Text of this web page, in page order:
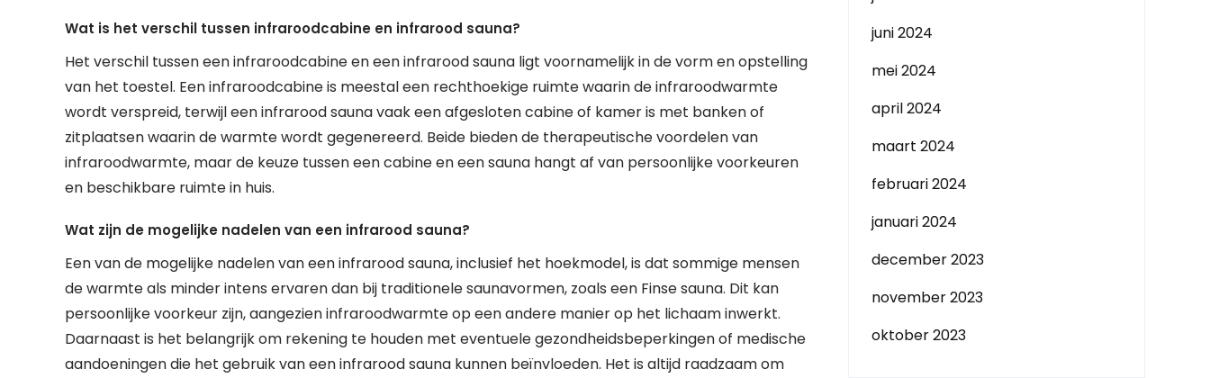
Wat is het verschil tussen infraroodcabine en infrarood sauna?
Het verschil tussen een infraroodcabine en een infrarood sauna ligt voornamelijk in de vorm en opstelling
van het toestel. Een infraroodcabine is meestal een rechthoekige ruimte waarin de infraroodwarmte
wordt verspreid, terwijl een infrarood sauna vaak een afgesloten cabine of kamer is met banken of
zitplaatsen waarin de warmte wordt gegenereerd. Beide bieden de therapeutische voordelen van
infraroodwarmte, maar de keuze tussen een cabine en een sauna hangt af van persoonlijke voorkeuren
en beschikbare ruimte in huis.
Wat zijn de mogelijke nadelen van een infrarood sauna?
Een van de mogelijke nadelen van een infrarood sauna, inclusief het hoekmodel, is dat sommige mensen
de warmte als minder intens ervaren dan bij traditionele saunavormen, zoals een Finse sauna. Dit kan
persoonlijke voorkeur zijn, aangezien infraroodwarmte op een andere manier op het lichaam inwerkt.
Daarnaast is het belangrijk om rekening te houden met eventuele gezondheidsbeperkingen of medische
aandoeningen die het gebruik van een infrarood sauna kunnen beïnvloeden. Het is altijd raadzaam om
juni 2024
mei 2024
april 2024
maart 2024
februari 2024
januari 2024
december 2023
november 2023
oktober 2023